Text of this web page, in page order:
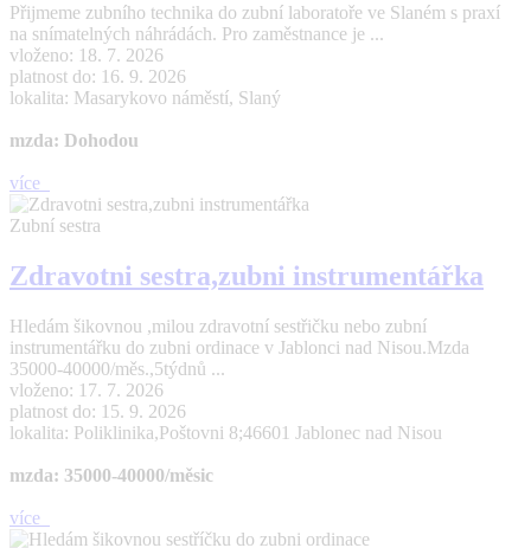
Přijmeme zubního technika do zubní laboratoře ve Slaném s praxí
na snímatelných náhrádách. Pro zaměstnance je ...
vloženo: 18. 7. 2026
platnost do: 16. 9. 2026
lokalita: Masarykovo náměstí, Slaný
mzda: Dohodou
více
Zubní sestra
Zdravotni sestra,zubni instrumentářka
Hledám šikovnou ,milou zdravotní sestřičku nebo zubní
instrumentářku do zubni ordinace v Jablonci nad Nisou.Mzda
35000-40000/měs.,5týdnů ...
vloženo: 17. 7. 2026
platnost do: 15. 9. 2026
lokalita: Poliklinika,Poštovni 8;46601 Jablonec nad Nisou
mzda: 35000-40000/měsic
více